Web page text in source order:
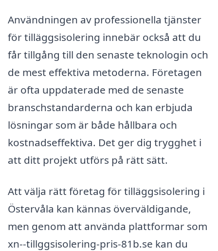
Användningen av professionella tjänster
för tilläggsisolering innebär också att du
får tillgång till den senaste teknologin och
de mest effektiva metoderna. Företagen
är ofta uppdaterade med de senaste
branschstandarderna och kan erbjuda
lösningar som är både hållbara och
kostnadseffektiva. Det ger dig trygghet i
att ditt projekt utförs på rätt sätt.
Att välja rätt företag för tilläggsisolering i
Östervåla kan kännas överväldigande,
men genom att använda plattformar som
xn--tillggsisolering-pris-81b.se kan du